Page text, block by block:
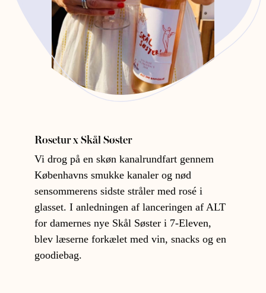
Rosetur x Skål Søster
Vi drog på en skøn kanalrundfart gennem
Københavns smukke kanaler og nød
sensommerens sidste stråler med rosé i
glasset. I anledningen af lanceringen af ALT
for damernes nye Skål Søster i 7-Eleven,
blev læserne forkælet med vin, snacks og en
goodiebag.